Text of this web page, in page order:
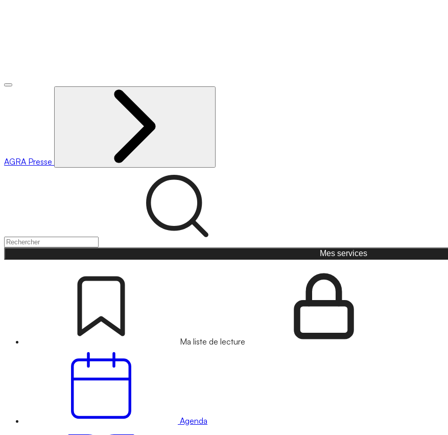
AGRA Presse
Mes services
Ma liste de lecture
Agenda